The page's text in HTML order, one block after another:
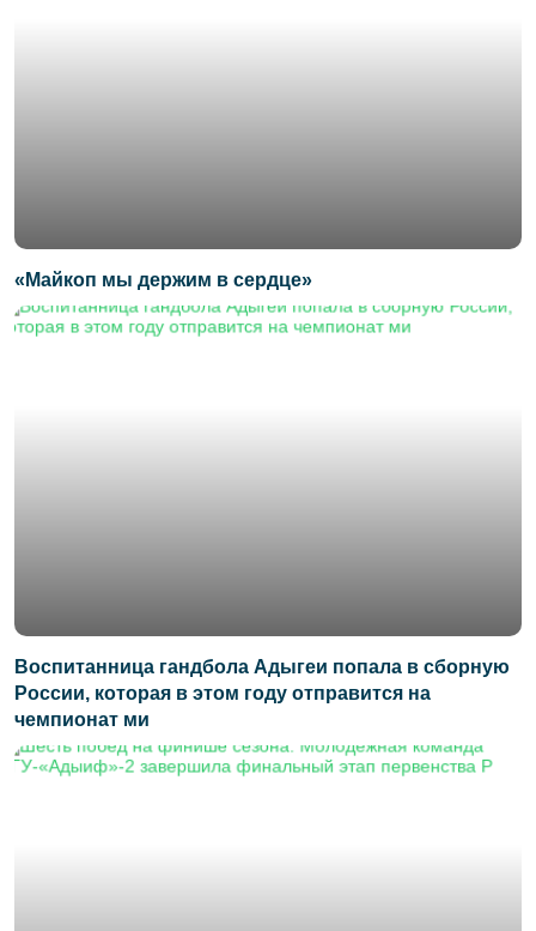
«Майкоп мы держим в сердце»
Воспитанница гандбола Адыгеи попала в сборную
России, которая в этом году отправится на
чемпионат ми